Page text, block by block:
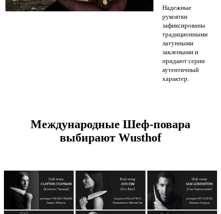
Надежные
рукоятки
зафиксированы
традиционными
латунными
заклепками и
придают серии
аутентичный
характер.
Международные Шеф-повара
выбирают Wusthof